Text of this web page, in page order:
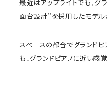
最近はアップライトでも、グ
面台設計”を採用したモデル
スペースの都合でグランド
も、グランドピアノに近い感